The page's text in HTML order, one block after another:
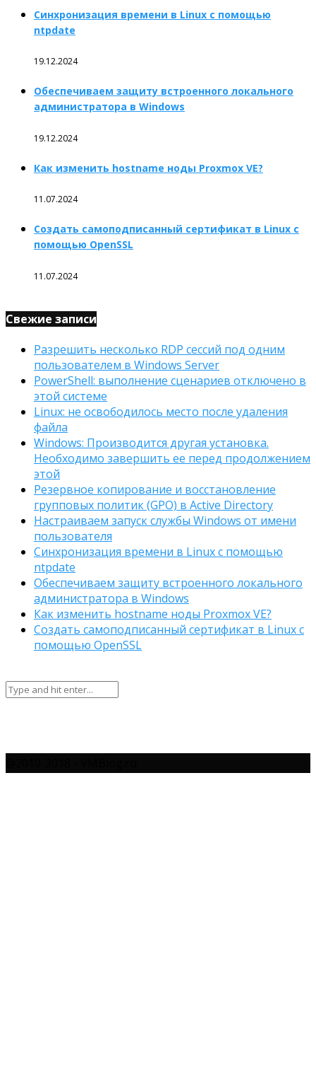
Синхронизация времени в Linux с помощью
ntpdate
19.12.2024
Обеспечиваем защиту встроенного локального
администратора в Windows
19.12.2024
Как изменить hostname ноды Proxmox VE?
11.07.2024
Создать самоподписанный сертификат в Linux с
помощью OpenSSL
11.07.2024
Свежие записи
Разрешить несколько RDP сессий под одним
пользователем в Windows Server
PowerShell: выполнение сценариев отключено в
этой системе
Linux: не освободилось место после удаления
файла
Windows: Производится другая установка.
Необходимо завершить ее перед продолжением
этой
Резервное копирование и восстановление
групповых политик (GPO) в Active Directory
Настраиваем запуск службы Windows от имени
пользователя
Синхронизация времени в Linux с помощью
ntpdate
Обеспечиваем защиту встроенного локального
администратора в Windows
Как изменить hostname ноды Proxmox VE?
Создать самоподписанный сертификат в Linux с
помощью OpenSSL